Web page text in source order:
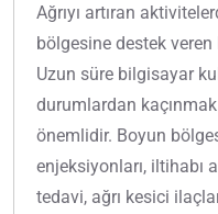
Ağrıyı artıran
bölgesine destek
Uzun süre bilgisayar
durumlardan
önemlidir. Boyun
enjeksiyonları, iltihabı
tedavi, ağrı kesici